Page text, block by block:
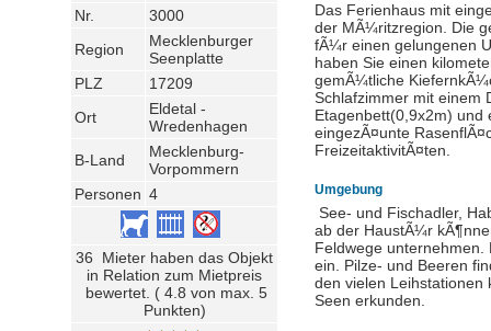
Nr.
3000
Region
Mecklenburger
Seenplatte
PLZ
17209
Ort
Eldetal -
Wredenhagen
B-Land
Mecklenburg-
Vorpommern
Personen 4
36 Mieter haben das Objekt
in Relation zum Mietpreis
bewertet. ( 4.8 von max. 5
Punkten)
Das Ferienhaus mit
der MÃ¼ritzregion. Die
fÃ¼r einen gelungenen
haben Sie einen
gemÃ¼tliche
Schlafzimmer mit einem
Etagenbett(0,9x2m) und
eingezÃ¤unte
FreizeitaktivitÃ¤ten.
Umgebung
See- und Fischadler,
ab der HaustÃ¼r
Feldwege unternehmen.
ein. Pilze- und Beeren
den vielen Leihstationen
Seen erkunden.